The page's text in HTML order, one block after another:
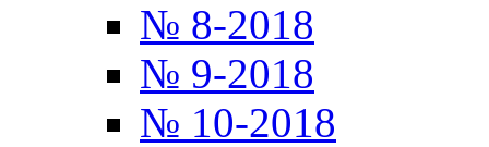
№ 8-2018
№ 9-2018
№ 10-2018